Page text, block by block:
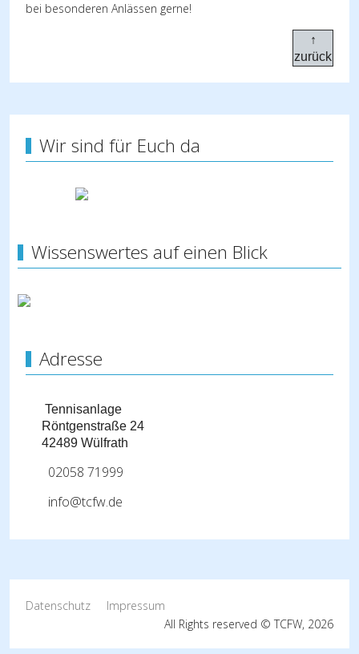
bei besonderen Anlässen gerne!
↑
zurück
Wir sind für Euch da
Wissenswertes auf einen Blick
Adresse
Tennisanlage
Röntgenstraße 24
42489 Wülfrath
02058 71999
info@tcfw.de
Datenschutz
Impressum
All Rights reserved © TCFW, 2026